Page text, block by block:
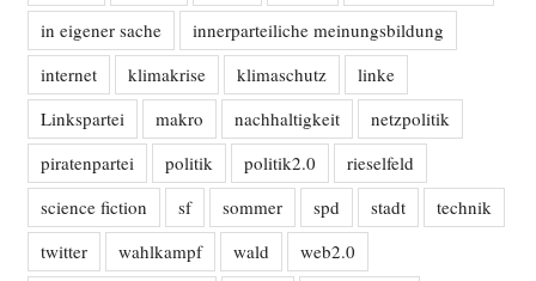
in eigener sache
innerparteiliche meinungsbildung
internet
klimakrise klimaschutz
linke
Linkspartei
makro nachhaltigkeit
netzpolitik
piratenpartei
politik politik2.0
rieselfeld
science fiction
sf sommer spd stadt
technik
twitter
wahlkampf wald
web2.0